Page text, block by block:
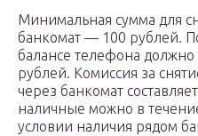
Минимальная сумма для
банкомат — 100 рублей.
балансе телефона должно
рублей. Комиссия за
через банкомат
наличные можно в
условии наличия рядом